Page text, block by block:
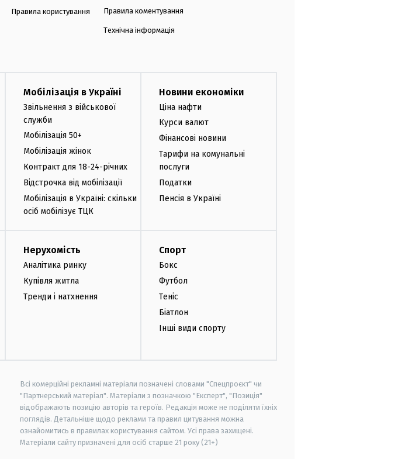
Правила користування Правила коментування
Технічна інформація
Мобілізація в Україні
Звільнення з військової
служби
Мобілізація 50+
Мобілізація жінок
Контракт для 18-24-річних
Відстрочка від мобілізації
Мобілізація в Україні: скільки
осіб мобілізує ТЦК
Новини економіки
Ціна нафти
Курси валют
Фінансові новини
Тарифи на комунальні
послуги
Податки
Пенсія в Україні
Нерухомість
Аналітика ринку
Купівля житла
Тренди і натхнення
Спорт
Бокс
Футбол
Теніс
Біатлон
Інші види спорту
Всі комерційні рекламні матеріали позначені словами "Спецпроєкт" чи
"Партнерський матеріал". Матеріали з позначкою "Експерт", "Позиція"
відображають позицію авторів та героїв. Редакція може не поділяти їхніх
поглядів. Детальніше щодо реклами та правил цитування можна
ознайомитись в правилах користування сайтом. Усі права захищені.
Матеріали сайту призначені для осіб старше 21 року (21+)